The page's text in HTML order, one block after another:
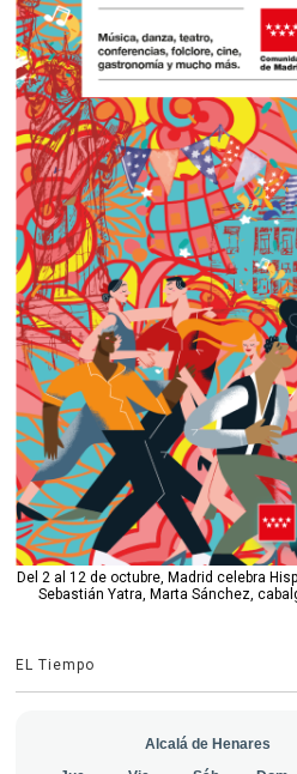
Del 2 al 12 de octubre, Madrid celebra
Sebastián Yatra, Marta Sánchez,
EL Tiempo